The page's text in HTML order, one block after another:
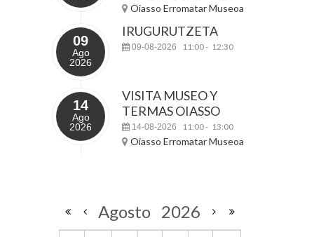
Oiasso Erromatar Museoa
09
Ago
2026
IRUGURUTZETA
09-08-2026 11:00- 12:30
14
Ago
2026
VISITA MUSEO Y
TERMAS OIASSO
14-08-2026 11:00- 13:00
Oiasso Erromatar Museoa
Agosto 2026